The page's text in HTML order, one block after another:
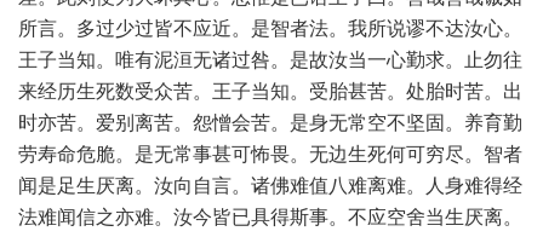
所言。多过少过皆不应近。是智者法。我所说谬不达汝心。
王子当知。唯有泥洹无诸过咎。是故汝当一心勤求。止勿往
来经历生死数受众苦。王子当知。受胎甚苦。处胎时苦。出
时亦苦。爱别离苦。怨憎会苦。是身无常空不坚固。养育勤
劳寿命危脆。是无常事甚可怖畏。无边生死何可穷尽。智者
闻是足生厌离。汝向自言。诸佛难值八难离难。人身难得经
法难闻信之亦难。汝今皆已具得斯事。不应空舍当生厌离。